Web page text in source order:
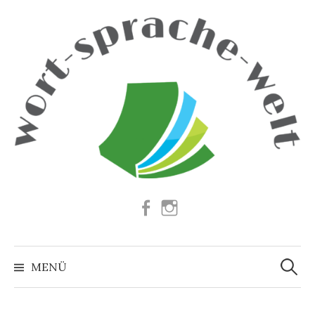
Facebook
MENÜ
Suchen
nach: